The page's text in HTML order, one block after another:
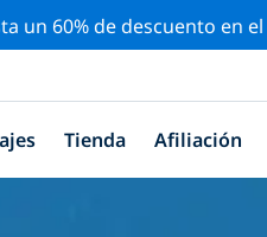
un 60% de descuento en
Tienda Afiliación